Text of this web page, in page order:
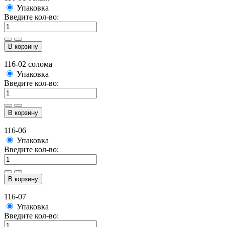
Упаковка
Введите кол-во:
В корзину
116-02 солома
Упаковка
Введите кол-во:
В корзину
116-06
Упаковка
Введите кол-во:
В корзину
116-07
Упаковка
Введите кол-во: